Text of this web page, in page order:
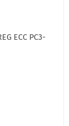
ECC PC3-